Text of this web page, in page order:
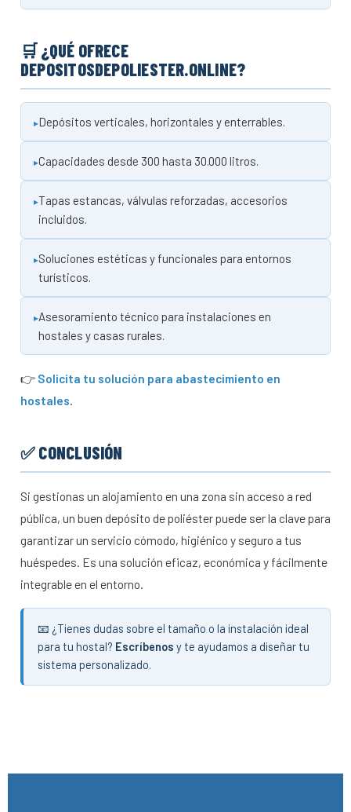
🛒 ¿QUÉ OFRECE
DEPOSITOSDEPOLIESTER.ONLINE?
Depósitos verticales, horizontales y enterrables.
Capacidades desde 300 hasta 30.000 litros.
Tapas estancas, válvulas reforzadas, accesorios
incluidos.
Soluciones estéticas y funcionales para entornos
turísticos.
Asesoramiento técnico para instalaciones en
hostales y casas rurales.
👉 Solicita tu solución para abastecimiento en
hostales
✅ CONCLUSIÓN
Si gestionas un alojamiento en una zona sin acceso a red
pública, un buen depósito de poliéster puede ser la clave para
garantizar un servicio cómodo, higiénico y seguro a tus
huéspedes. Es una solución eficaz, económica y fácilmente
integrable en el entorno.
📧 ¿Tienes dudas sobre el tamaño o la instalación ideal
para tu hostal? Escríbenos y te ayudamos a diseñar tu
sistema personalizado.